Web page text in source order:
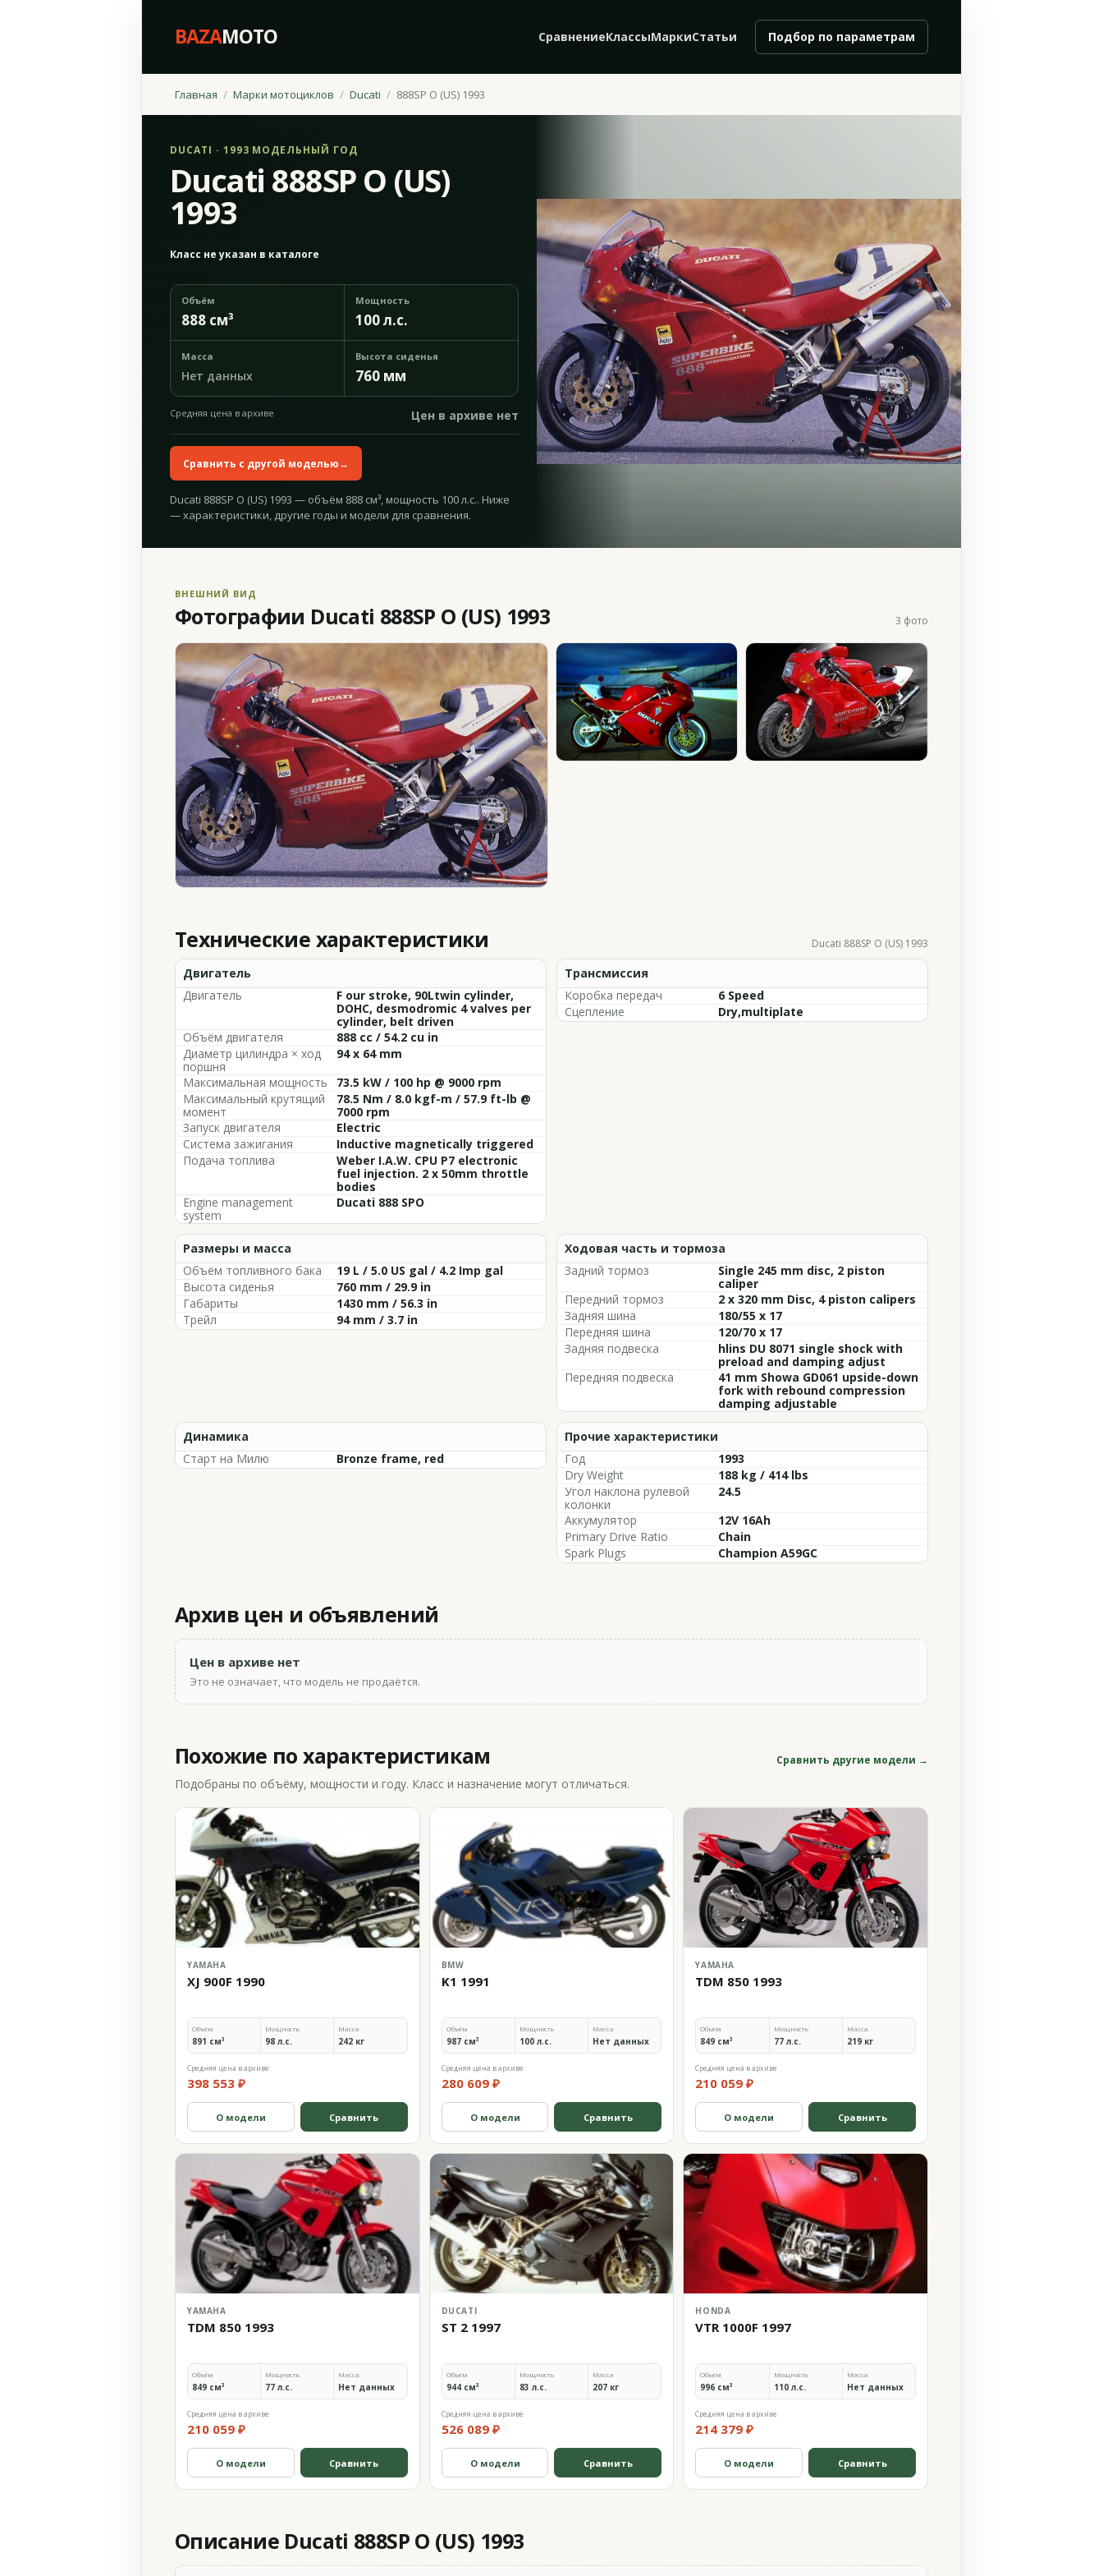
BAZAMOTO СравнениеКлассыМаркиСтатьи Подбор по параметрам
Главная Марки мотоциклов Ducati 888SP O (US) 1993
DUCATI · 1993 МОДЕЛЬНЫЙ ГОД
Ducati 888SP O (US)
1993
Класс не указан в каталоге
Объём
888 см³
Мощность
100 л.с.
Масса
Нет данных
Высота сиденья
760 мм
Средняя цена в архиве Цен в архиве нет
Сравнить с другой моделью→
Ducati 888SP O (US) 1993 — объём 888 см³, мощность 100 л.с.. Ниже
— характеристики, другие годы и модели для сравнения.
ВНЕШНИЙ ВИД
Фотографии Ducati 888SP O (US) 1993 3 фото
Технические характеристики Ducati 888SP O (US) 1993
Двигатель
Двигатель
F our stroke, 90Ltwin cylinder,
DOHC, desmodromic 4 valves per
cylinder, belt driven
Объём двигателя
888 cc / 54.2 cu in
Диаметр цилиндра × ход
поршня
94 x 64 mm
Максимальная мощность
73.5 kW / 100 hp @ 9000 rpm
Максимальный крутящий
момент
78.5 Nm / 8.0 kgf-m / 57.9 ft-lb @
7000 rpm
Запуск двигателя
Electric
Система зажигания
Inductive magnetically triggered
Подача топлива
Weber I.A.W. CPU P7 electronic
fuel injection. 2 x 50mm throttle
bodies
Engine management
system
Ducati 888 SPO
Трансмиссия
Коробка передач
6 Speed
Сцепление
Dry,multiplate
Размеры и масса
Объём топливного бака
19 L / 5.0 US gal / 4.2 Imp gal
Высота сиденья
760 mm / 29.9 in
Габариты
1430 mm / 56.3 in
Трейл
94 mm / 3.7 in
Ходовая часть и тормоза
Задний тормоз
Single 245 mm disc, 2 piston
caliper
Передний тормоз
2 x 320 mm Disc, 4 piston calipers
Задняя шина
180/55 x 17
Передняя шина
120/70 x 17
Задняя подвеска
hlins DU 8071 single shock with
preload and damping adjust
Передняя подвеска
41 mm Showa GD061 upside-down
fork with rebound compression
damping adjustable
Динамика
Старт на Милю
Bronze frame, red
Прочие характеристики
Год
1993
Dry Weight
188 kg / 414 lbs
Угол наклона рулевой
колонки
24.5
Аккумулятор
12V 16Ah
Primary Drive Ratio
Chain
Spark Plugs
Champion A59GC
Архив цен и объявлений
Цен в архиве нет
Это не означает, что модель не продаётся.
Похожие по характеристикам Сравнить другие модели →
Подобраны по объёму, мощности и году. Класс и назначение могут отличаться.
YAMAHA
XJ 900F 1990
Объём
891 см³
Мощность
98 л.с.
Масса
242 кг
Средняя цена в архиве
398 553 ₽
О модели Сравнить
BMW
K1 1991
Объём
987 см³
Мощность
100 л.с.
Масса
Нет данных
Средняя цена в архиве
280 609 ₽
О модели Сравнить
YAMAHA
TDM 850 1993
Объём
849 см³
Мощность
77 л.с.
Масса
219 кг
Средняя цена в архиве
210 059 ₽
О модели Сравнить
YAMAHA
TDM 850 1993
Объём
849 см³
Мощность
77 л.с.
Масса
Нет данных
Средняя цена в архиве
210 059 ₽
О модели Сравнить
DUCATI
ST 2 1997
Объём
944 см³
Мощность
83 л.с.
Масса
207 кг
Средняя цена в архиве
526 089 ₽
О модели Сравнить
HONDA
VTR 1000F 1997
Объём
996 см³
Мощность
110 л.с.
Масса
Нет данных
Средняя цена в архиве
214 379 ₽
О модели Сравнить
Описание Ducati 888SP O (US) 1993